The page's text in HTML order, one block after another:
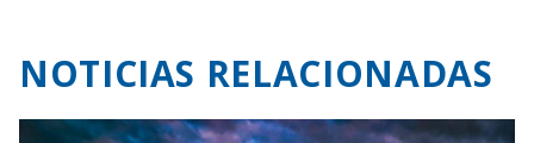
NOTICIAS RELACIONADAS